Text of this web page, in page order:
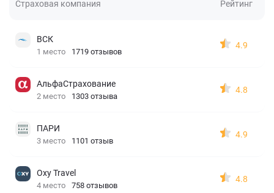
Страховая компания Рейтинг
ВСК
1 место 1719 отзывов
4.9
АльфаСтрахование
2 место 1303 отзыва
4.8
ПАРИ
3 место 1101 отзыв
4.9
Oxy Travel
4 место 758 отзывов
4.8